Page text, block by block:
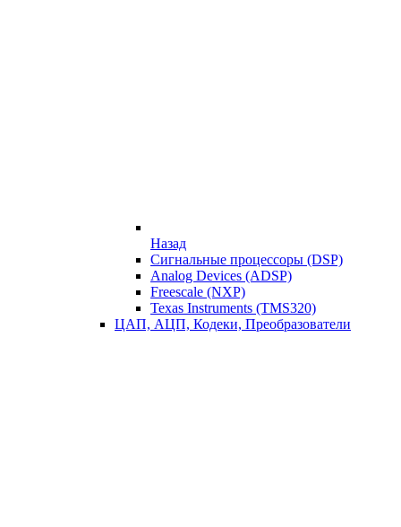
Назад
Сигнальные процессоры (DSP)
Analog Devices (ADSP)
Freescale (NXP)
Texas Instruments (TMS320)
ЦАП, АЦП, Кодеки, Преобразователи